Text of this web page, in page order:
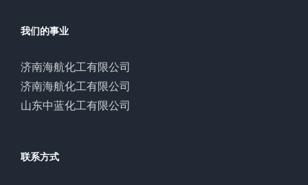
我们的事业
济南海航化工有限公司
济南海航化工有限公司
山东中蓝化工有限公司
联系方式